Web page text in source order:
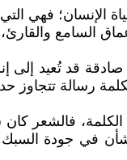
حياة الإنسان؛
السامع
قد تُعيد إلى
رسالة تتجاوز
فالشعر
في جودة